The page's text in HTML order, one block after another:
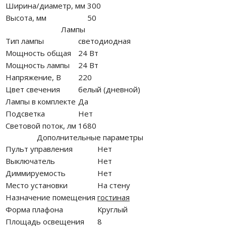
Ширина/диаметр, мм 300
Высота, мм
50
Лампы
Тип лампы
светодиодная
Мощность общая
24 Вт
Мощность лампы
24 Вт
Напряжение, В
220
Цвет свечения
белый (дневной)
Лампы в комплекте Да
Подсветка
Нет
Световой поток, лм 1680
Дополнительные параметры
Пульт управления
Нет
Выключатель
Нет
Диммируемость
Нет
Место установки
На стену
Назначение помещения гостиная
Форма плафона
Круглый
Площадь освещения
8